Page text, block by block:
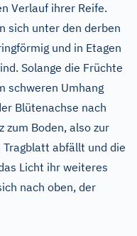
Verlauf ihrer Reife.
sich unter den derben
und in Etagen
Solange die Früchte
schweren Umhang
Blütenachse nach
zum Boden, also zur
abfällt und die
Licht ihr weiteres
nach oben, der